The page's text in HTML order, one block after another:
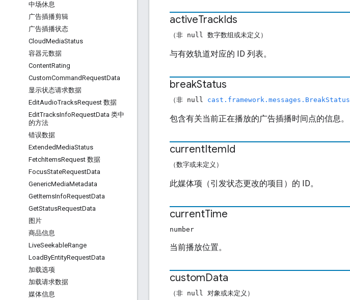
中场休息
广告插播剪辑
广告插播状态
CloudMediaStatus
容器元数据
ContentRating
CustomCommandRequestData
显示状态请求数据
EditAudioTracksRequest 数据
EditTracksInfoRequestData 类中
的方法
错误数据
ExtendedMediaStatus
FetchItemsRequest 数据
FocusStateRequestData
GenericMediaMetadata
GetItemsInfoRequestData
GetStatusRequestData
图片
商品信息
LiveSeekableRange
LoadByEntityRequestData
加载选项
加载请求数据
媒体信息
activeTrackIds
（非 null 数字数组或未定义）
与有效轨道对应的 ID 列表。
breakStatus
（非 null cast.framework.messages.BreakStatus
包含有关当前正在播放的广告插播时间点的信息。
currentItemId
（数字或未定义）
此媒体项（引发状态更改的项目）的 ID。
currentTime
number
当前播放位置。
customData
（非 null 对象或未定义）